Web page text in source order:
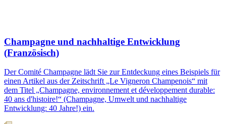
Champagne und nachhaltige Entwicklung
(Französisch)
Der Comité Champagne lädt Sie zur Entdeckung eines Beispiels für
einen Artikel aus der Zeitschrift „Le Vigneron Champenois“ mit
dem Titel „Champagne, environnement et développement durable:
40 ans d'histoire!“ (Champagne, Umwelt und nachhaltige
Entwicklung: 40 Jahre!) ein.